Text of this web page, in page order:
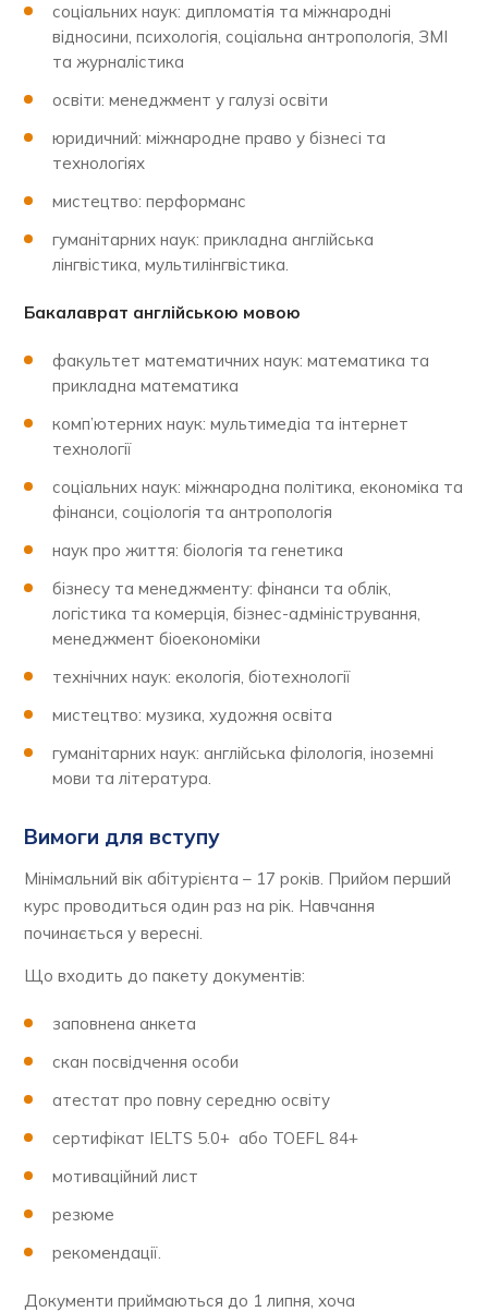
соціальних наук: дипломатія та міжнародні
відносини, психологія, соціальна антропологія, ЗМІ
та журналістика
освіти: менеджмент у галузі освіти
юридичний: міжнародне право у бізнесі та
технологіях
мистецтво: перформанс
гуманітарних наук: прикладна англійська
лінгвістика, мультилінгвістика.
Бакалаврат англійською мовою
факультет математичних наук: математика та
прикладна математика
комп’ютерних наук: мультимедіа та інтернет
технології
соціальних наук: міжнародна політика, економіка та
фінанси, соціологія та антропологія
наук про життя: біологія та генетика
бізнесу та менеджменту: фінанси та облік,
логістика та комерція, бізнес-адміністрування,
менеджмент біоекономіки
технічних наук: екологія, біотехнології
мистецтво: музика, художня освіта
гуманітарних наук: англійська філологія, іноземні
мови та література.
Вимоги для вступу
Мінімальний вік абітурієнта – 17 років. Прийом перший
курс проводиться один раз на рік. Навчання
починається у вересні.
Що входить до пакету документів:
заповнена анкета
скан посвідчення особи
атестат про повну середню освіту
сертифікат IELTS 5.0+ або TOEFL 84+
мотиваційний лист
резюме
рекомендації.
Документи приймаються до 1 липня, хоча